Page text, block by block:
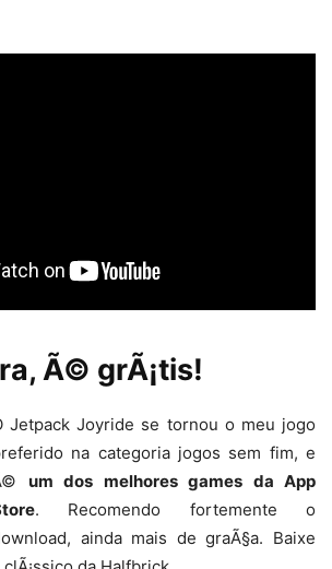
Ã© grÃ¡tis!
Jetpack Joyride se tornou o meu jogo
na categoria jogos sem fim, e
um dos melhores games da App
. Recomendo fortemente o
ainda mais de graÃ§a. Baixe